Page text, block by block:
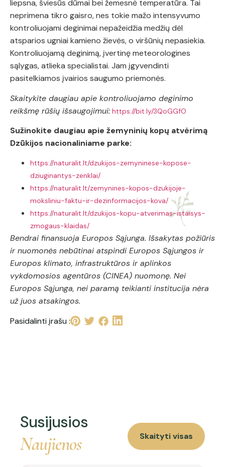
liepsna, šviesūs dūmai bei žemesnė temperatūra. Tai
neprimena tikro gaisro, nes tokie mažo intensyvumo
kontroliuojami deginimai nepažeidžia medžių dėl
atsparios ugniai kamieno žievės, o viršūnių nepasiekia.
Kontroliuojamą deginimą, įvertinę meteorologines
sąlygas, atlieka specialistai. Jam įgyvendinti
pasitelkiamos įvairios saugumo priemonės.
Skaitykite daugiau apie kontroliuojamo deginimo
reikšmę rūšių išsaugojimui: https://bit.ly/3QoGGfO
Sužinokite daugiau apie žemyninių kopų atvėrimą
Dzūkijos nacionaliniame parke:
https://naturalit.lt/dzukijos-zemyninese-kopose-
dziuginantys-zenklai/
https://naturalit.lt/zemynines-kopos-dzukijoje-
moksliniu-faktu-ir-dezinformacijos-kova/
https://naturalit.lt/dzukijos-kopu-atverimas-istaisys-
zmogaus-klaidas/
Bendrai finansuoja Europos Sąjunga. Išsakytas požiūris
ir nuomonės nebūtinai atspindi Europos Sąjungos ir
Europos klimato, infrastruktūros ir aplinkos
vykdomosios agentūros (CINEA) nuomonę. Nei
Europos Sąjunga, nei paramą teikianti institucija nėra
už juos atsakingos.
Pasidalinti įrašu :
Susijusios
Naujienos Skaityti visas